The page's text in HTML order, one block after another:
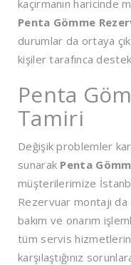
kaçırmanın haricinde
Penta Gömme
durumlar da ortaya
kişiler tarafınca
Penta
Tamiri
Değişik problemler
sunarak Penta
müşterilerimize
Rezervuar montajı
bakım ve onarım
tüm servis
karşılaştığınız